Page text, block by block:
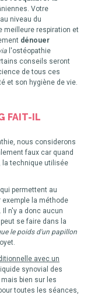
Votre
niveau du
meilleure respiration et
dénouer
l'ostéopathie
conseils seront
de tous ces
et son hygiène de vie.
FAIT-IL
nous considerons
faux car quand
, la technique utilisée
permettent au
la méthode
n'y a donc aucun
se faire dans la
le poids d'un papillon
avec un
synovial des
bien sur les
toutes les séances,